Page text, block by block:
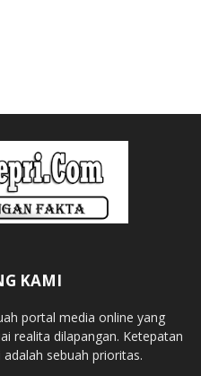
KAMI
portal media online yang
realita dilapangan. Ketepatan
sebuah prioritas.